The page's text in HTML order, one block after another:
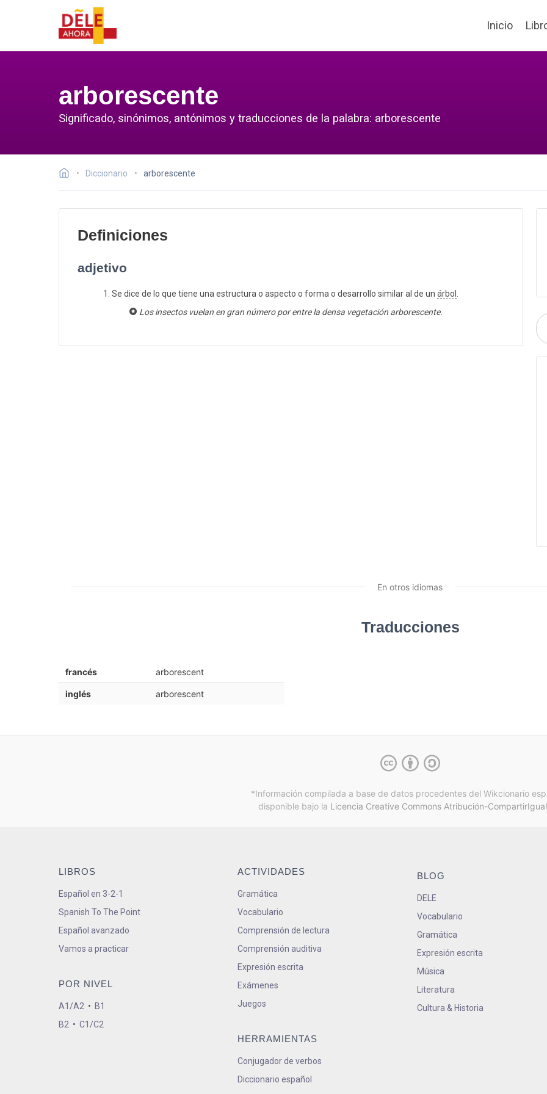
Inicio
arborescente
Significado, sinónimos, antónimos y traducciones de la palabra: arborescente
Diccionario arborescente
Definiciones
adjetivo
Se dice de lo que tiene una estructura o aspecto o forma o desarrollo similar al de un árbol .
Los insectos vuelan en gran número por entre la densa vegetación arborescente.
En otros idiomas
Traducciones
francés arborescent
inglés arborescent
*Información compilada a base de datos procedentes del Wikcionario
disponible bajo la Licencia Creative Commons Atribución-
LIBROS
Español en 3-2-1
Spanish To The Point
Español avanzado
Vamos a practicar
POR NIVEL
A1/A2 • B1
B2 • C1/C2
ACTIVIDADES
Gramática
Vocabulario
Comprensión de lectura
Comprensión auditiva
Expresión escrita
Exámenes
Juegos
HERRAMIENTAS
Conjugador de verbos
Diccionario español
BLOG
DELE
Vocabulario
Gramática
Expresión escrita
Música
Literatura
Cultura & Historia